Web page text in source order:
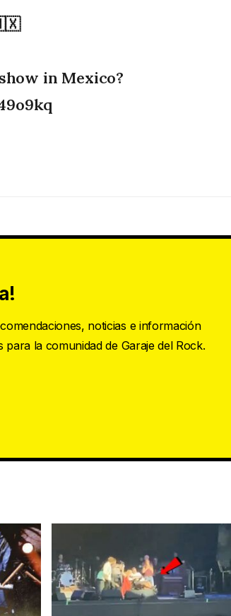
show in Mexico?
noticias e información
la comunidad de Garaje del Rock.